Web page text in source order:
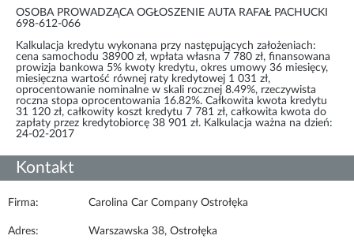
OSOBA PROWADZĄCA OGŁOSZENIE AUTA RAFAŁ PACHUCKI
698-612-066
Kalkulacja kredytu wykonana przy następujących założeniach:
cena samochodu 38900 zł, wpłata własna 7 780 zł, finansowana
prowizja bankowa 5% kwoty kredytu, okres umowy 36 miesięcy,
miesięczna wartość równej raty kredytowej 1 031 zł,
oprocentowanie nominalne w skali rocznej 8.49%, rzeczywista
roczna stopa oprocentowania 16.82%. Całkowita kwota kredytu
31 120 zł, całkowity koszt kredytu 7 781 zł, całkowita kwota do
zapłaty przez kredytobiorcę 38 901 zł. Kalkulacja ważna na dzień:
24-02-2017
Kontakt
Firma: Carolina Car Company Ostrołęka
Adres: Warszawska 38, Ostrołęka